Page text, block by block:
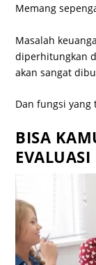
Memang
Masalah
diperhitungkan
akan sangat
Dan fungsi yang
BISA
EVALUASI